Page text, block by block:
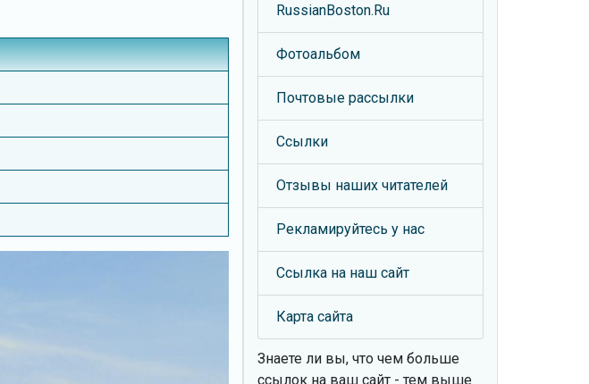
RussianBoston.Ru
Фотоальбом
Почтовые рассылки
Ссылки
Отзывы наших читателей
Рекламируйтесь у нас
Ссылка на наш сайт
Карта сайта
Знаете ли вы, что чем больше
ссылок на ваш сайт - тем выше